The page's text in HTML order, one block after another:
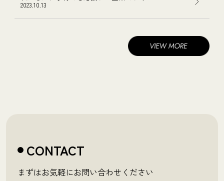
2023.10.13
CONTACT
まずはお気軽にお問い合わせください